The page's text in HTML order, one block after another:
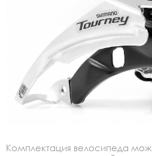
Комплектация велосипеда